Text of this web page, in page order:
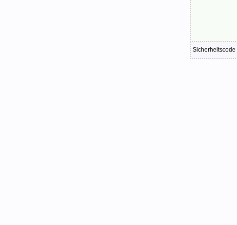
Sicherheitscode